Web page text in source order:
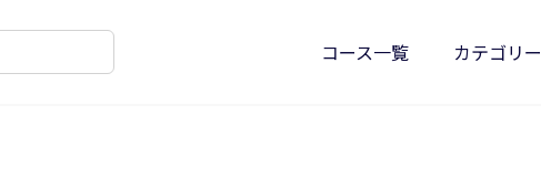
コース一覧 カテゴリー